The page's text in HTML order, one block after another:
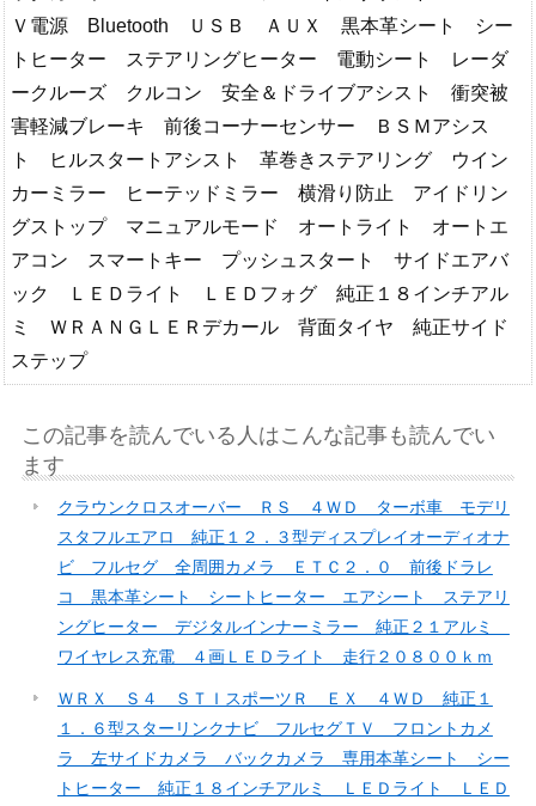
Ｖ電源 Bluetooth ＵＳＢ ＡＵＸ 黒本革シート シー
トヒーター ステアリングヒーター 電動シート レーダ
ークルーズ クルコン 安全＆ドライブアシスト 衝突被
害軽減ブレーキ 前後コーナーセンサー ＢＳＭアシス
ト ヒルスタートアシスト 革巻きステアリング ウイン
カーミラー ヒーテッドミラー 横滑り防止 アイドリン
グストップ マニュアルモード オートライト オートエ
アコン スマートキー プッシュスタート サイドエアバ
ック ＬＥＤライト ＬＥＤフォグ 純正１８インチアル
ミ ＷＲＡＮＧＬＥＲデカール 背面タイヤ 純正サイド
ステップ
この記事を読んでいる人はこんな記事も読んでい
ます
クラウンクロスオーバー ＲＳ ４ＷＤ ターボ車 モデリ
スタフルエアロ 純正１２．３型ディスプレイオーディオナ
ビ フルセグ 全周囲カメラ ＥＴＣ２．０ 前後ドラレ
コ 黒本革シート シートヒーター エアシート ステアリ
ングヒーター デジタルインナーミラー 純正２１アルミ
ワイヤレス充電 ４画ＬＥＤライト 走行２０８００ｋｍ
ＷＲＸ Ｓ４ ＳＴＩスポーツＲ ＥＸ ４ＷＤ 純正１
１．６型スターリンクナビ フルセグＴＶ フロントカメ
ラ 左サイドカメラ バックカメラ 専用本革シート シー
トヒーター 純正１８インチアルミ ＬＥＤライト ＬＥＤ